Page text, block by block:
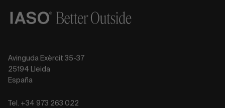
Avinguda Exèrcit 35-37
25194 Lleida
España
Tel. +34 973 263 022